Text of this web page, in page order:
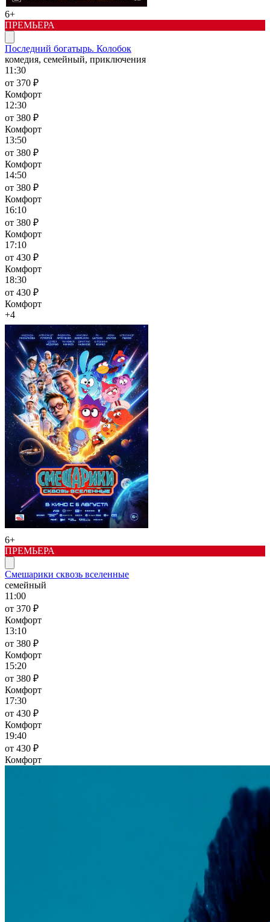
6+
ПРЕМЬЕРА
Последний богатырь. Колобок
комедия, семейный, приключения
11:30
от 370 ₽
Комфорт
12:30
от 380 ₽
Комфорт
13:50
от 380 ₽
Комфорт
14:50
от 380 ₽
Комфорт
16:10
от 380 ₽
Комфорт
17:10
от 430 ₽
Комфорт
18:30
от 430 ₽
Комфорт
+4
6+
ПРЕМЬЕРА
Смешарики сквозь вселенные
семейный
11:00
от 370 ₽
Комфорт
13:10
от 380 ₽
Комфорт
15:20
от 380 ₽
Комфорт
17:30
от 430 ₽
Комфорт
19:40
от 430 ₽
Комфорт